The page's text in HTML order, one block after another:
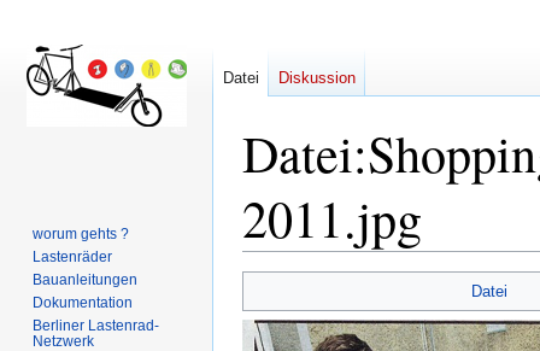
Datei:
2011.jpg
Navigation
springen
Suche
springen
Datei
Datei Diskussion
worum gehts ?
Lastenräder
Bauanleitungen
Dokumentation
Berliner Lastenrad-
Netzwerk